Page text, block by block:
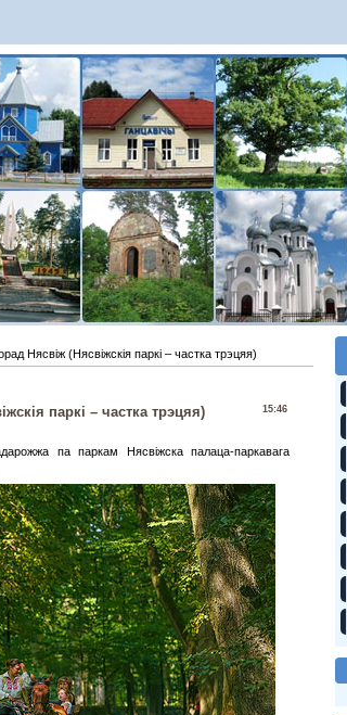
Нясвіж (Нясвіжскія паркі – частка трэцяя)
15:46
паркі – частка трэцяя)
па паркам Нясвіжска палаца-паркавага